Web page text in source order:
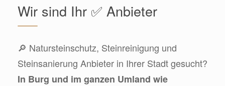
Wir sind Ihr ✅ Anbieter
🔎 Natursteinschutz, Steinreinigung und
Steinsanierung Anbieter in Ihrer Stadt gesucht?
In Burg und im ganzen Umland wie